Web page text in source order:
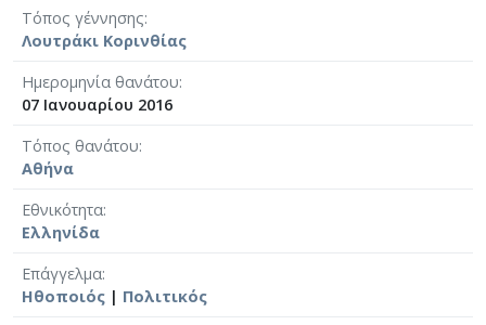
Τόπος γέννησης
Λουτράκι Κορινθίας
Ημερομηνία θανάτου
07 Ιανουαρίου 2016
Τόπος θανάτου
Αθήνα
Εθνικότητα
Ελληνίδα
Επάγγελμα
Ηθοποιός | Πολιτικός